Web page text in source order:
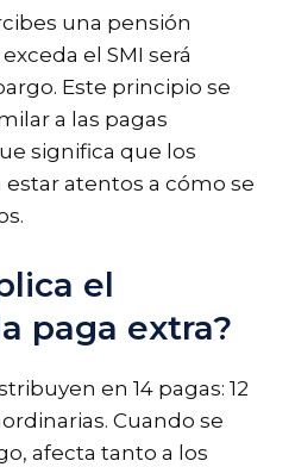
una pensión
el SMI será
Este principio se
a las pagas
significa que los
atentos a cómo se
el
paga extra?
en 14 pagas: 12
Cuando se
afecta tanto a los